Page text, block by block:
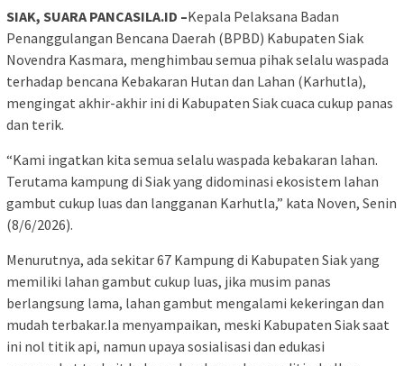
SIAK, SUARA PANCASILA.ID –Kepala Pelaksana Badan
Penanggulangan Bencana Daerah (BPBD) Kabupaten Siak
Novendra Kasmara, menghimbau semua pihak selalu waspada
terhadap bencana Kebakaran Hutan dan Lahan (Karhutla),
mengingat akhir-akhir ini di Kabupaten Siak cuaca cukup panas
dan terik.
“Kami ingatkan kita semua selalu waspada kebakaran lahan.
Terutama kampung di Siak yang didominasi ekosistem lahan
gambut cukup luas dan langganan Karhutla,” kata Noven, Senin
(8/6/2026).
Menurutnya, ada sekitar 67 Kampung di Kabupaten Siak yang
memiliki lahan gambut cukup luas, jika musim panas
berlangsung lama, lahan gambut mengalami kekeringan dan
mudah terbakar.Ia menyampaikan, meski Kabupaten Siak saat
ini nol titik api, namun upaya sosialisasi dan edukasi